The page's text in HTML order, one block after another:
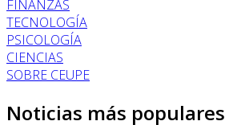
FINANZAS
TECNOLOGÍA
PSICOLOGÍA
CIENCIAS
SOBRE CEUPE
Noticias más populares